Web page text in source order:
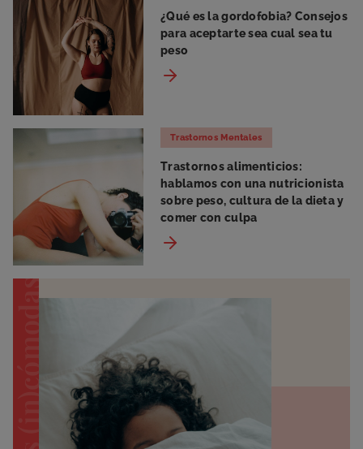
¿Qué es la gordofobia? Consejos
para aceptarte sea cual sea tu
peso
Trastornos Mentales
Trastornos alimenticios:
hablamos con una nutricionista
sobre peso, cultura de la dieta y
comer con culpa